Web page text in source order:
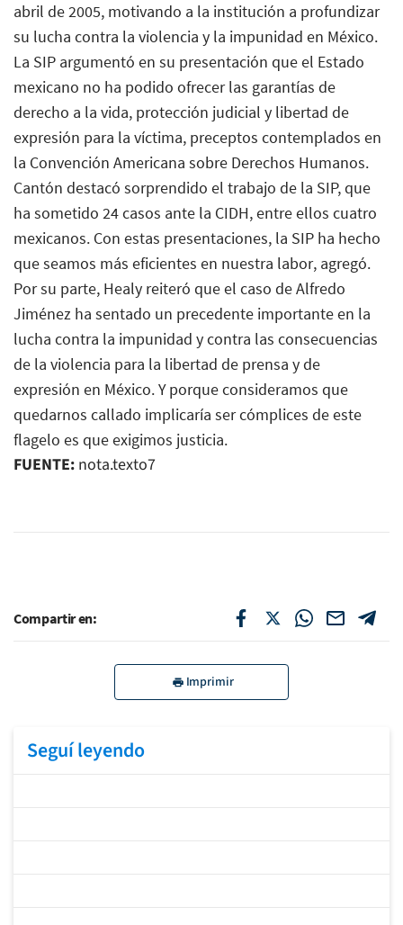
abril de 2005, motivando a la institución a profundizar
su lucha contra la violencia y la impunidad en México.
La SIP argumentó en su presentación que el Estado
mexicano no ha podido ofrecer las garantías de
derecho a la vida, protección judicial y libertad de
expresión para la víctima, preceptos contemplados en
la Convención Americana sobre Derechos Humanos.
Cantón destacó sorprendido el trabajo de la SIP, que
ha sometido 24 casos ante la CIDH, entre ellos cuatro
mexicanos. Con estas presentaciones, la SIP ha hecho
que seamos más eficientes en nuestra labor, agregó.
Por su parte, Healy reiteró que el caso de Alfredo
Jiménez ha sentado un precedente importante en la
lucha contra la impunidad y contra las consecuencias
de la violencia para la libertad de prensa y de
expresión en México. Y porque consideramos que
quedarnos callado implicaría ser cómplices de este
flagelo es que exigimos justicia.
FUENTE: nota.texto7
Compartir en:
Imprimir
Seguí leyendo